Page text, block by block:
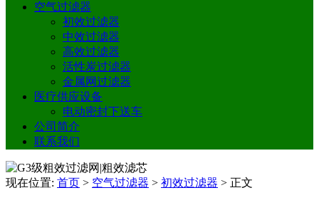
空气过滤器
初效过滤器
中效过滤器
高效过滤器
活性炭过滤器
金属网过滤器
医疗供应设备
电动密封下送车
公司简介
联系我们
现在位置: 首页 > 空气过滤器 > 初效过滤器 > 正文